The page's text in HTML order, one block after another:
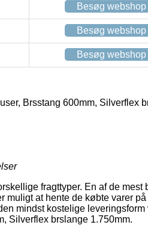
Besøg webshop
Besøg webshop
Besøg webshop
Brsstang 600mm, Silverflex
fragttyper. En af de mest
at hente de købte varer
mindst kostelige
Silverflex brslange 1.750mm.